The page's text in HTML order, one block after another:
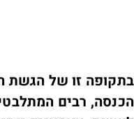
זו של הגשת
רבים